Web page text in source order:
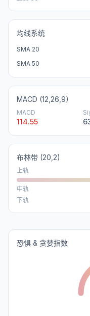
均线系统
SMA 20
SMA 50
MACD (12,26,9)
MACD
114.55
布林带 (20,2)
上轨
中轨
下轨
恐惧 & 贪婪指数